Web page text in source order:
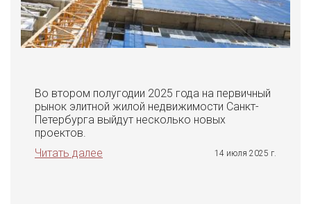
Во втором полугодии 2025 года на первичный
рынок элитной жилой недвижимости Санкт-
Петербурга выйдут несколько новых
проектов.
Читать далее
14 июля 2025 г.